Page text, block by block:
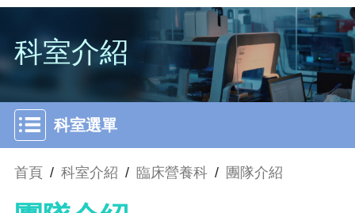
科室介紹
科室選單
首頁 / 科室介紹 / 臨床營養科 / 團隊介紹